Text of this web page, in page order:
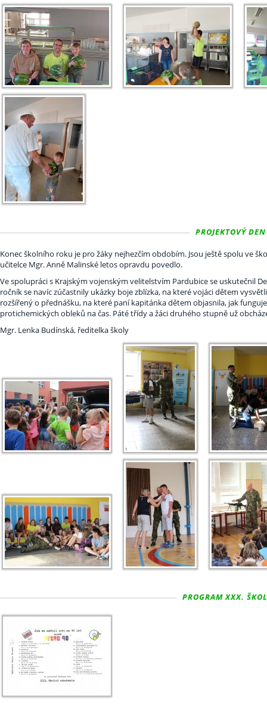
PROJEKTOVÝ
Konec školního roku je pro žáky nejhezčím obdobím. Jsou ještě spolu ve
učitelce Mgr. Anně Malinské letos opravdu povedlo.
Ve spolupráci s Krajským vojenským velitelstvím Pardubice se uskutečnil
ročník se navíc zúčastnily ukázky boje zblízka, na které vojáci dětem
rozšířený o přednášku, na které paní kapitánka dětem objasnila, jak
protichemických obleků na čas. Páté třídy a žáci druhého stupně už
Mgr. Lenka Budínská, ředitelka školy
PROGRAM XXX.